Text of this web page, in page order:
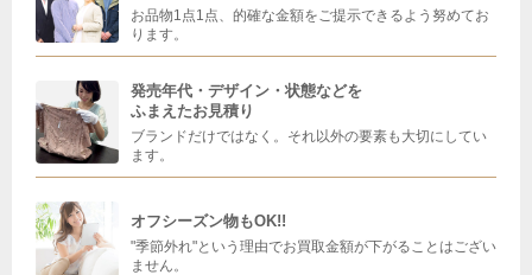
お品物1点1点、的確な金額をご提示できるよう努めてお
ります。
発売年代・デザイン・状態などを
ふまえたお見積り
ブランドだけではなく。それ以外の要素も大切にしてい
ます。
オフシーズン物もOK!!
"季節外れ"という理由でお買取金額が下がることはござい
ません。